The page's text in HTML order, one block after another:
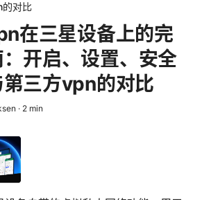
对比
在三星设备上的完
开启、设置、安全
三方vpn的对比
· 2 min